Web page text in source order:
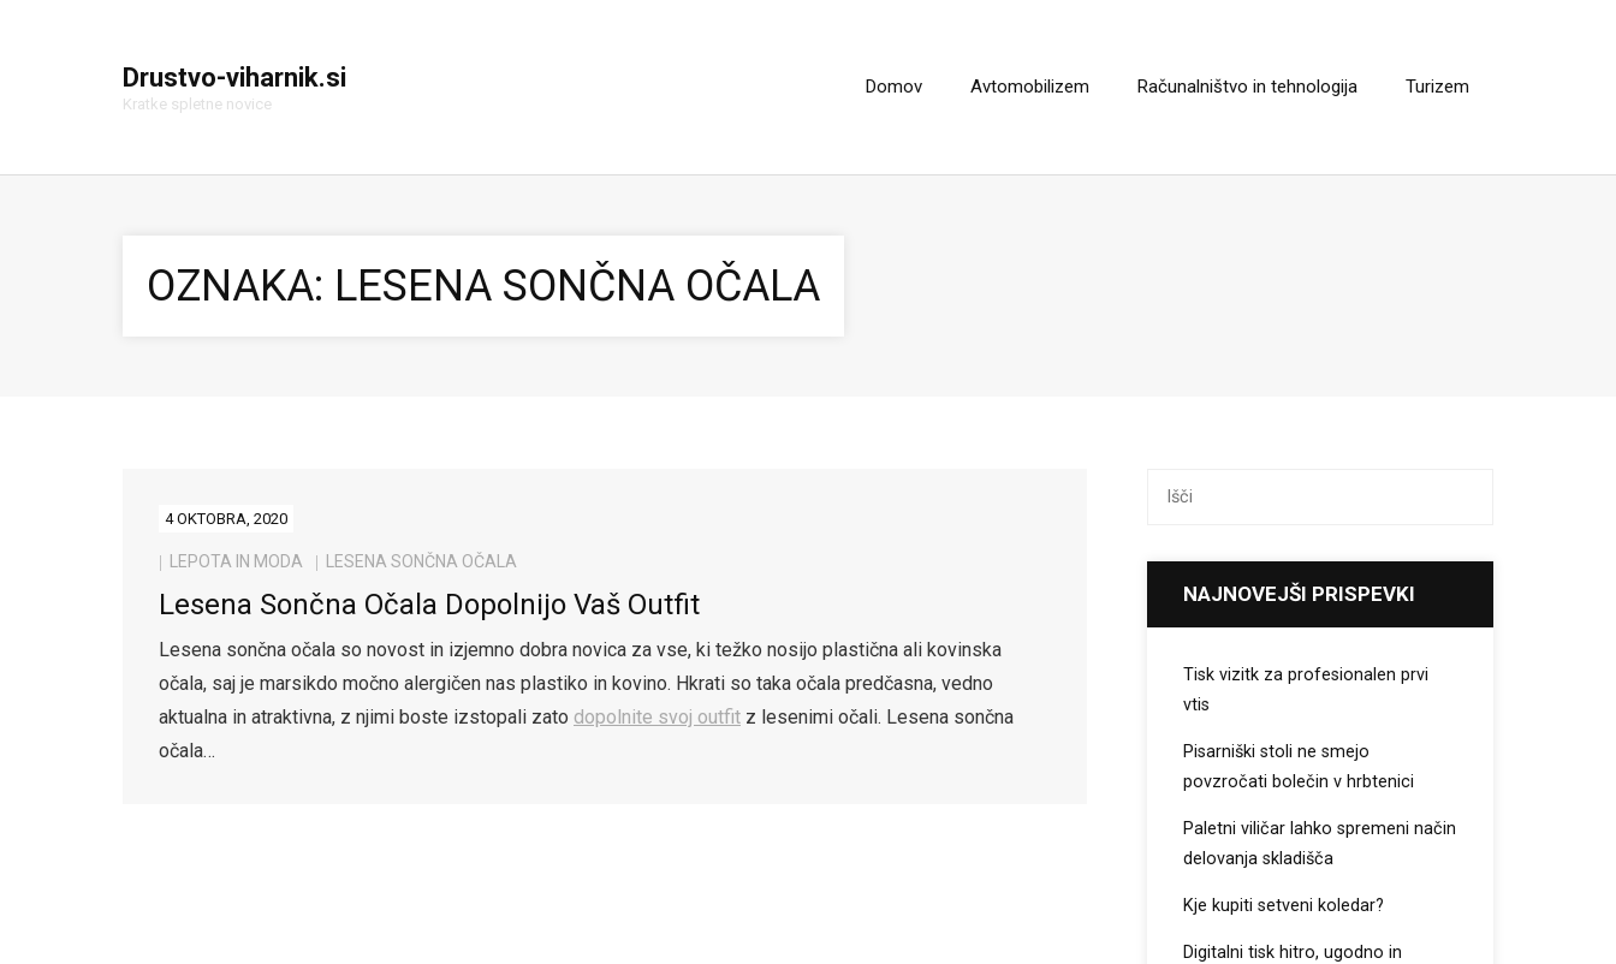
Drustvo-viharnik.si
Kratke spletne novice
Domov Avtomobilizem Računalništvo in tehnologija Turizem
OZNAKA: LESENA SONČNA OČALA
4 OKTOBRA, 2020
LEPOTA IN MODA LESENA SONČNA OČALA
Lesena Sončna Očala Dopolnijo Vaš Outfit
Lesena sončna očala so novost in izjemno dobra novica za vse, ki težko nosijo plastična ali kovinska
očala, saj je marsikdo močno alergičen nas plastiko in kovino. Hkrati so taka očala predčasna, vedno
aktualna in atraktivna, z njimi boste izstopali zato dopolnite svoj outfit z lesenimi očali. Lesena sončna
očala…
NAJNOVEJŠI PRISPEVKI
Tisk vizitk za profesionalen prvi
vtis
Pisarniški stoli ne smejo
povzročati bolečin v hrbtenici
Paletni viličar lahko spremeni način
delovanja skladišča
Kje kupiti setveni koledar?
Digitalni tisk hitro, ugodno in